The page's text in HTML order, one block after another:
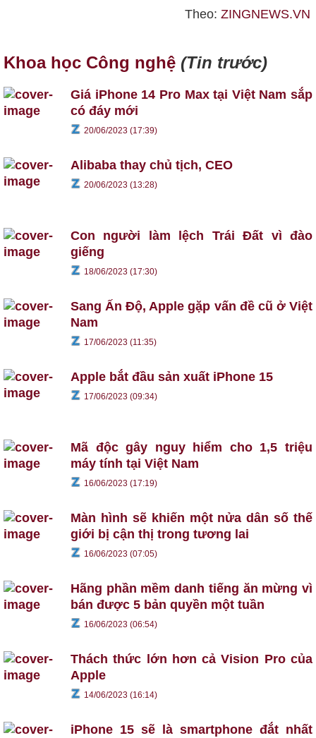
Theo: ZINGNEWS.VN
Khoa học Công nghệ (Tin trước)
Giá iPhone 14 Pro Max tại Việt Nam sắp
có đáy mới
20/06/2023 (17:39)
Alibaba thay chủ tịch, CEO
20/06/2023 (13:28)
Con người làm lệch Trái Đất vì đào
giếng
18/06/2023 (17:30)
Sang Ấn Độ, Apple gặp vấn đề cũ ở Việt
Nam
17/06/2023 (11:35)
Apple bắt đầu sản xuất iPhone 15
17/06/2023 (09:34)
Mã độc gây nguy hiểm cho 1,5 triệu
máy tính tại Việt Nam
16/06/2023 (17:19)
Màn hình sẽ khiến một nửa dân số thế
giới bị cận thị trong tương lai
16/06/2023 (07:05)
Hãng phần mềm danh tiếng ăn mừng vì
bán được 5 bản quyền một tuần
16/06/2023 (06:54)
Thách thức lớn hơn cả Vision Pro của
Apple
14/06/2023 (16:14)
iPhone 15 sẽ là smartphone đắt nhất